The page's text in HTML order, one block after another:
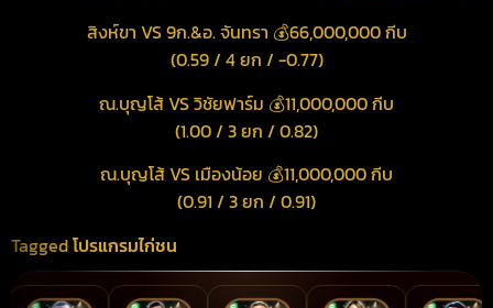
สิงห์ขา VS 9ก.&อ. จันทรา 💰66,000,000 กีบ
(0.59 / 4 ยก / -0.77)
ณ.บุญโส้ VS วิชัยฟาร์ม 💰11,000,000 กีบ
(1.00 / 3 ยก / 0.82)
ณ.บุญโส้ VS เมืองน้อย 💰11,000,000 กีบ
(0.91 / 3 ยก / 0.91)
Taggedโปรแกรมไก่ชน